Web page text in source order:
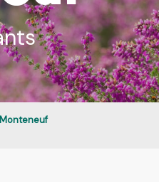
Monteneuf